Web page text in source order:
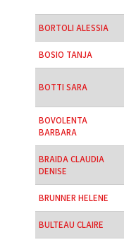
BORTOLI ALESSIA
BOSIO TANJA
BOTTI SARA
BOVOLENTA
BARBARA
BRAIDA CLAUDIA
DENISE
BRUNNER HELENE
BULTEAU CLAIRE